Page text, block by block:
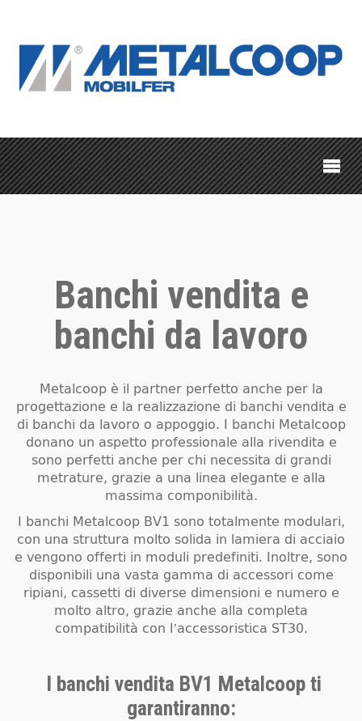
Banchi vendita e
banchi da lavoro
Metalcoop è il partner perfetto anche per la
progettazione e la realizzazione di banchi vendita e
di banchi da lavoro o appoggio. I banchi Metalcoop
donano un aspetto professionale alla rivendita e
sono perfetti anche per chi necessita di grandi
metrature, grazie a una linea elegante e alla
massima componibilità.
I banchi Metalcoop BV1 sono totalmente modulari,
con una struttura molto solida in lamiera di acciaio
e vengono offerti in moduli predefiniti. Inoltre, sono
disponibili una vasta gamma di accessori come
ripiani, cassetti di diverse dimensioni e numero e
molto altro, grazie anche alla completa
compatibilità con l’accessoristica ST30.
I banchi vendita BV1 Metalcoop ti
garantiranno: